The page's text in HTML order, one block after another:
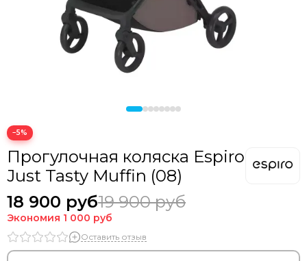
−5%
Прогулочная коляска Espiro
Just Tasty Muffin (08)
18 900 руб19 900 руб
Экономия 1 000 руб
Оставить отзыв